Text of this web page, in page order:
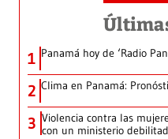
1 Panamá hoy de ‘Radio
2 Clima en Panamá:
3 Violencia contra las
con un ministerio